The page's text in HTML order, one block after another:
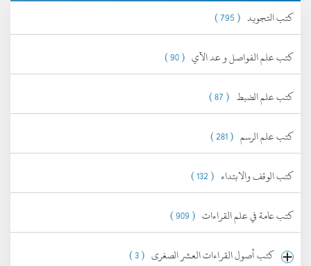
كتب التجويد ( 795 )
كتب علم الفواصل و عد الآي ( 90 )
كتب علم الضبط ( 87 )
كتب علم الرسم ( 281 )
كتب الوقف والابتداء ( 132 )
كتب عامة في علم القراءات ( 909 )
كتب أصول القراءات العشر الصغرى ( 3 )